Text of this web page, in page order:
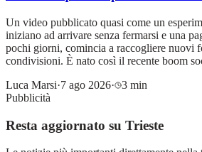
Un video pubblicato quasi come un
iniziano ad arrivare senza fermarsi e una
pochi giorni, comincia a raccogliere nuovi
condivisioni. È nato così il recente boom
Luca Marsi·7 ago 2026·
3 min
Pubblicità
Resta aggiornato su Trieste